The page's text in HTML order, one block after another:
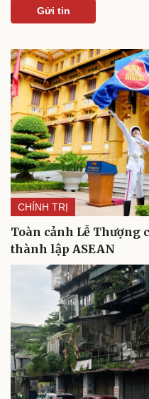
Săn Tour
check-in
Gửi tin
CHÍNH TRỊ
Toàn cảnh Lễ Thượng
thành lập ASEAN